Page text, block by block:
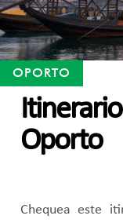
OPORTO
Oporto
Chequea este